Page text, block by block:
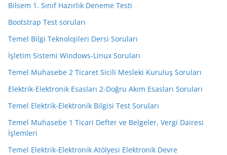
Bilsem 1. Sınıf Hazırlık Deneme Testi
Bootstrap Test soruları
Temel Bilgi Teknolojileri Dersi Soruları
İşletim Sistemi Windows-Linux Soruları
Temel Muhasebe 2 Ticaret Sicili Mesleki Kuruluş Soruları
Elektrik-Elektronik Esasları 2-Doğru Akım Esasları Soruları
Temel Elektrik-Elektronik Bilgisi Test Soruları
Temel Muhasebe 1 Ticari Defter ve Belgeler, Vergi Dairesi
İşlemleri
Temel Elektrik-Elektronik Atölyesi Elektronik Devre